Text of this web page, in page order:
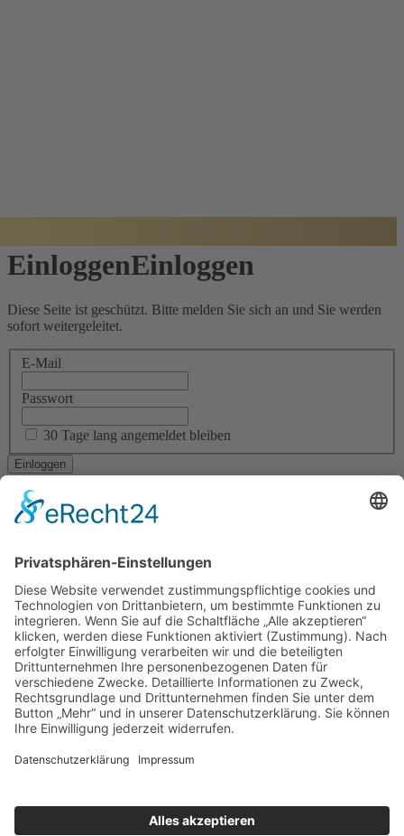
EinloggenEinloggen
Diese Seite ist geschützt. Bitte melden Sie sich an und Sie werden
sofort weitergeleitet.
E-Mail
Passwort
30 Tage lang angemeldet bleiben
Ich habe mein Passwort vergessen
Navigation
RESIDENTIAL ARCHITECTURE
CORPORATE ARCHITECTURE
PUBLIC + SOCIAL ARCHITECTURE
TICKETVERKAUF
STÄDTEBAU
INTERIOR DESIGN
BAUEN IM BESTAND
LANDSCAPE ARCHITECTURE
ÖKOLOGISCHES BAUEN
BAUEN DER ZUKUNFT!
YOUNG TALENT AWARD
Am Altenheimer Yachthafen 1, 77743 Neuried